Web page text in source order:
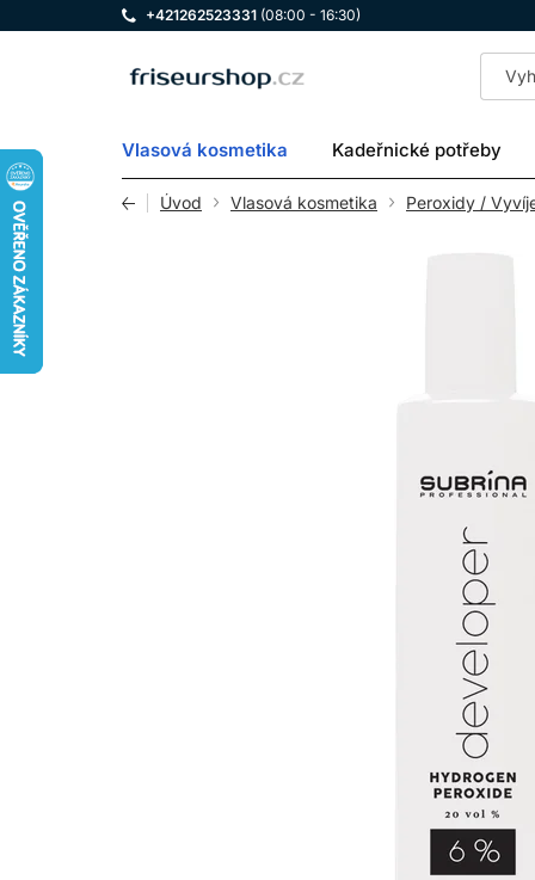
+421262523331 (08:00 - 16:30)
LOMAX
Vlasová kosmetika Kadeřnické potřeby
Úvod Vlasová kosmetika Peroxidy /